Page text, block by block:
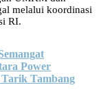
melalui koordinasi
RI.
Power
Tarik Tambang